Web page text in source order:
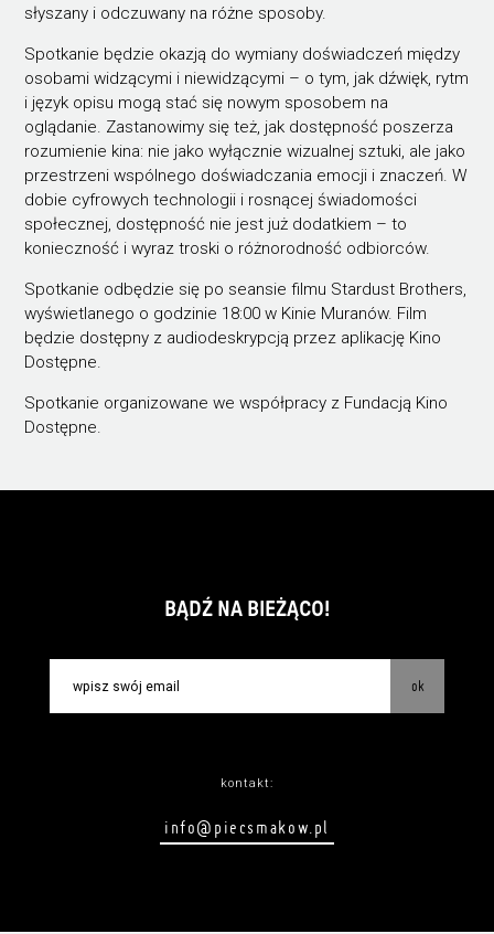
słyszany i odczuwany na różne sposoby.
Spotkanie będzie okazją do wymiany doświadczeń między
osobami widzącymi i niewidzącymi – o tym, jak dźwięk, rytm
i język opisu mogą stać się nowym sposobem na
oglądanie. Zastanowimy się też, jak dostępność poszerza
rozumienie kina: nie jako wyłącznie wizualnej sztuki, ale jako
przestrzeni wspólnego doświadczania emocji i znaczeń. W
dobie cyfrowych technologii i rosnącej świadomości
społecznej, dostępność nie jest już dodatkiem – to
konieczność i wyraz troski o różnorodność odbiorców.
Spotkanie odbędzie się po seansie filmu Stardust Brothers,
wyświetlanego o godzinie 18:00 w Kinie Muranów. Film
będzie dostępny z audiodeskrypcją przez aplikację Kino
Dostępne.
Spotkanie organizowane we współpracy z Fundacją Kino
Dostępne.
BĄDŹ NA BIEŻĄCO!
ok
kontakt:
info@piecsmakow.pl